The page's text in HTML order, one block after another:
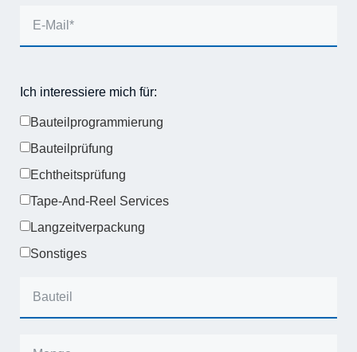
Ich interessiere mich für:
Bauteilprogrammierung
Bauteilprüfung
Echtheitsprüfung
Tape-And-Reel Services
Langzeitverpackung
Sonstiges